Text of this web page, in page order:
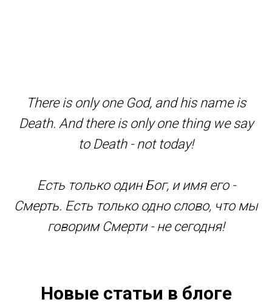
There is only one God, and his name is
Death. And there is only one thing we say
to Death - not today!
Есть только один Бог, и имя его -
Смерть. Есть только одно слово, что мы
говорим Смерти - не сегодня!
Новые статьи в блоге